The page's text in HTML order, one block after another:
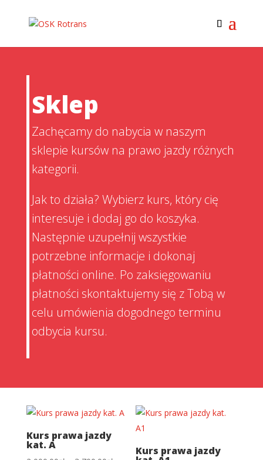
Sklep
Zachęcamy do nabycia w naszym
sklepie kursów na prawo jazdy różnych
kategorii.
Jak to działa? Wybierz kurs, który cię
interesuje i dodaj go do koszyka.
Następnie uzupełnij wszystkie
potrzebne informacje i dokonaj
płatności online. Po zaksięgowaniu
płatności skontaktujemy się z Tobą w
celu umówienia dogodnego terminu
odbycia kursu.
Kurs prawa jazdy
kat. A Kurs prawa jazdy